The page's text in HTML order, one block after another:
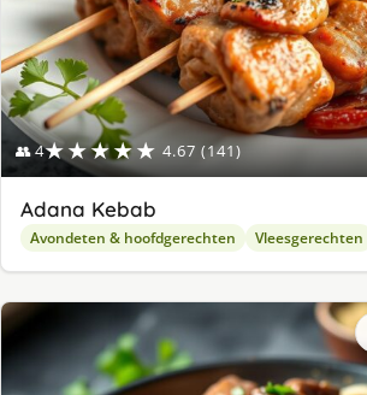
👥 4★★★★★ 4.67 (141)
Adana Kebab
Avondeten & hoofdgerechten Vleesgerechten